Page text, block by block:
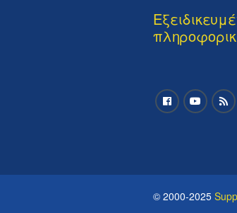
© 2000-2025